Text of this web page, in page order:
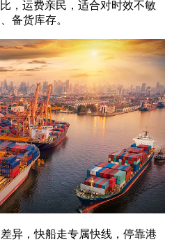
，运费亲民，适合对时效不敏
备货库存。
，快船走专属快线，停靠港